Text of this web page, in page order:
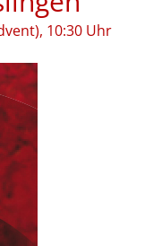
10:30 Uhr